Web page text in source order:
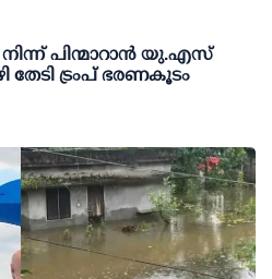
പിന്മാറാന്‍ യു.എസ്
തേടി ട്രംപ് ഭരണകൂടം